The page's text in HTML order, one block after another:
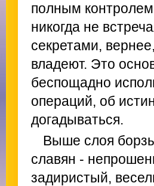
полным контролем
никогда не
секретами,
владеют. Это
беспощадно
операций, об
догадываться.
Выше слоя
славян -
задиристый,